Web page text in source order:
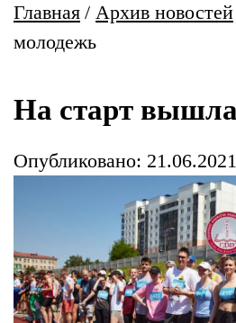
Главная / Архив новостей
молодежь
На старт
Опубликовано: 21.06.2021